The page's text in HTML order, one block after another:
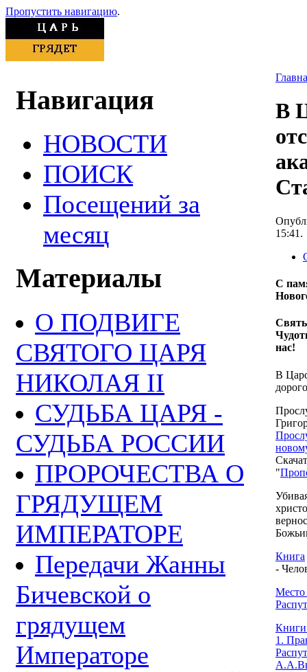
Пропустить навигацию.
Навигация
НОВОСТИ
ПОИСК
Посещений за
месяц
Материалы
О ПОДВИГЕ
СВЯТОГО ЦАРЯ
НИКОЛАЯ II
СУДЬБА ЦАРЯ -
СУДЬБА РОССИИ
ПРОРОЧЕСТВА О
ГРЯДУЩЕМ
ИМПЕРАТОРЕ
Передачи Жанны
Бичевской о
грядущем
Императоре
В
15:41.
С
нас!
В
"
Книга
-
Место
Книги
1.